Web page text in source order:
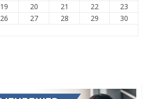
19 20 21 22
23
26 27 28 29
30